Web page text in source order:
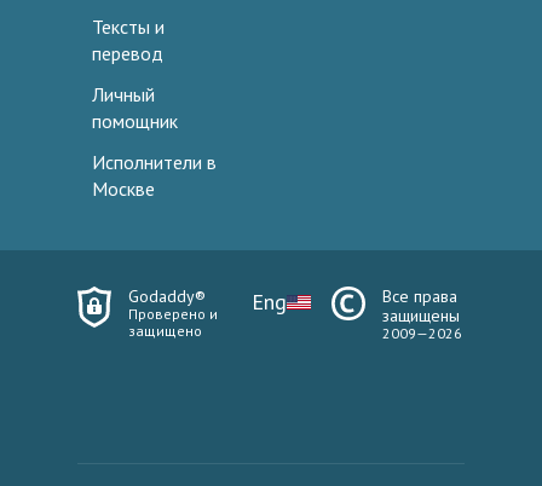
Тексты и
перевод
Личный
помощник
Исполнители в
Москве
Godaddy®
Проверено и
защищено
Eng
Все права
защищены
2009—2026